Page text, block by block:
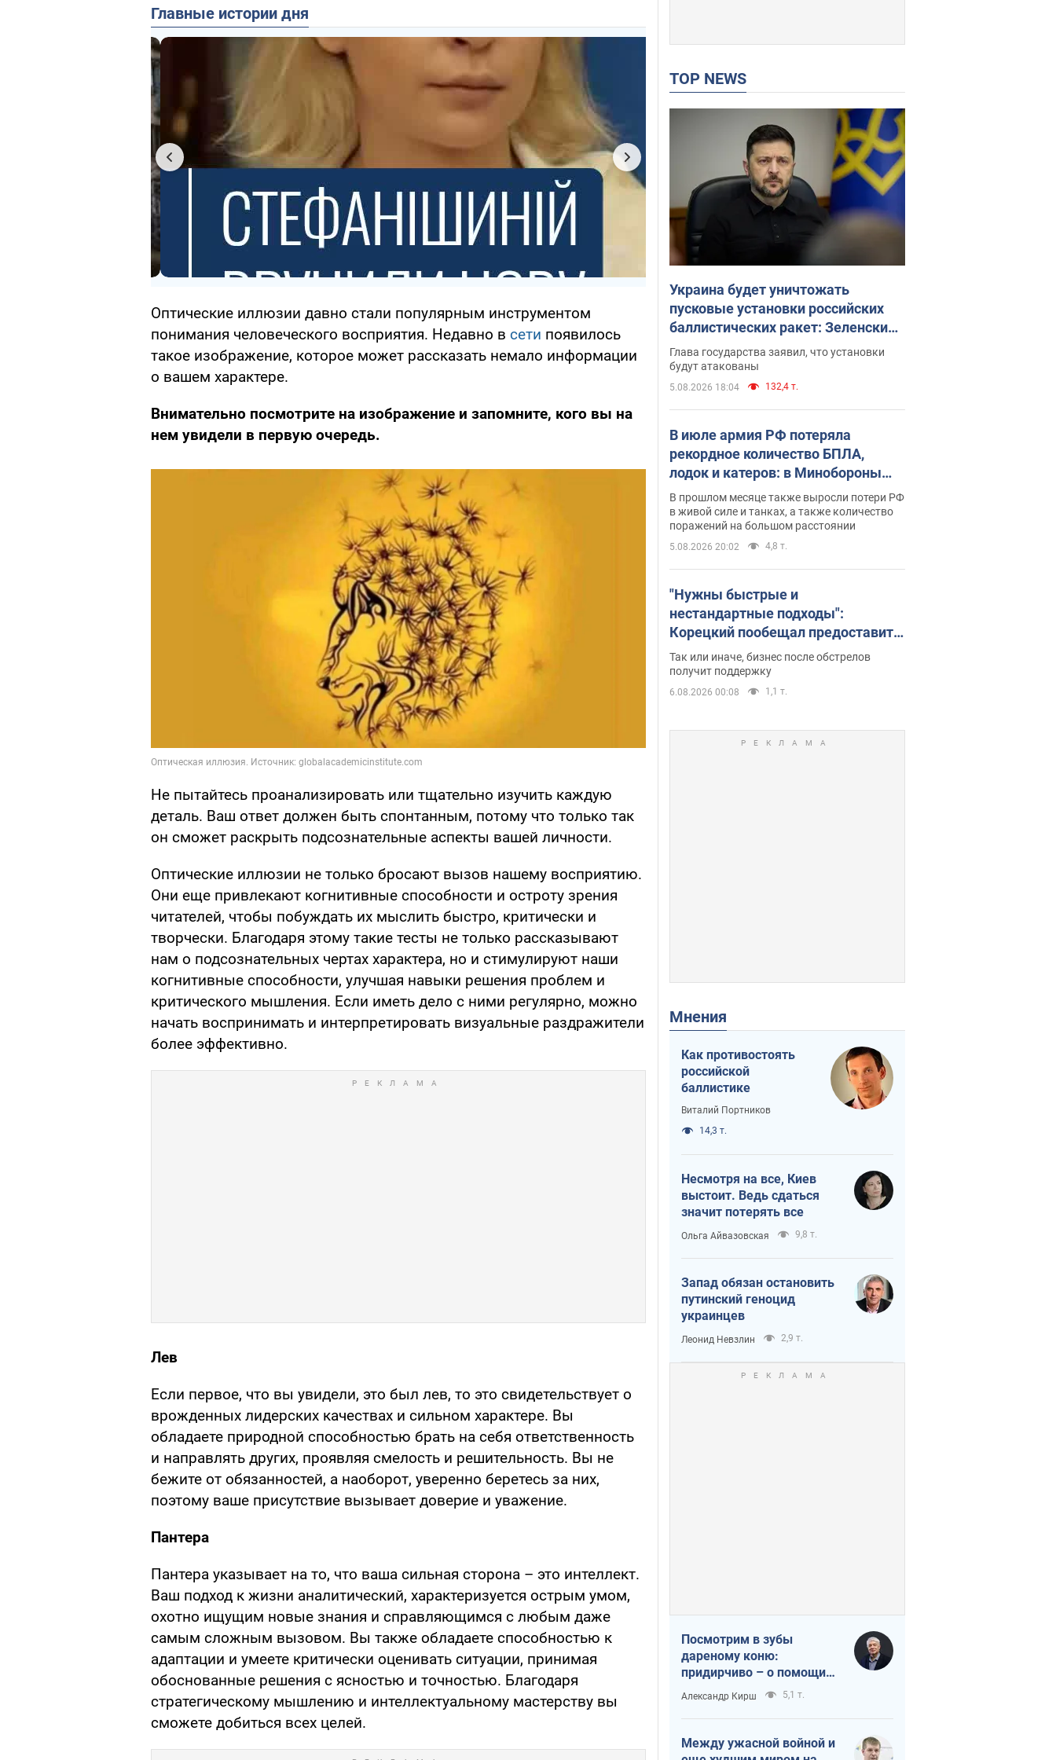
Главные истории дня
Оптические иллюзии давно стали популярным инструментом
понимания человеческого восприятия. Недавно в сети появилось
такое изображение, которое может рассказать немало информации
о вашем характере.
Внимательно посмотрите на изображение и запомните, кого вы на
нем увидели в первую очередь.
Не пытайтесь проанализировать или тщательно изучить каждую
деталь. Ваш ответ должен быть спонтанным, потому что только так
он сможет раскрыть подсознательные аспекты вашей личности.
Оптические иллюзии не только бросают вызов нашему восприятию.
Они еще привлекают когнитивные способности и остроту зрения
читателей, чтобы побуждать их мыслить быстро, критически и
творчески. Благодаря этому такие тесты не только рассказывают
нам о подсознательных чертах характера, но и стимулируют наши
когнитивные способности, улучшая навыки решения проблем и
критического мышления. Если иметь дело с ними регулярно, можно
начать воспринимать и интерпретировать визуальные раздражители
более эффективно.
Лев
Если первое, что вы увидели, это был лев, то это свидетельствует о
врожденных лидерских качествах и сильном характере. Вы
обладаете природной способностью брать на себя ответственность
и направлять других, проявляя смелость и решительность. Вы не
бежите от обязанностей, а наоборот, уверенно беретесь за них,
поэтому ваше присутствие вызывает доверие и уважение.
Пантера
Пантера указывает на то, что ваша сильная сторона – это интеллект.
Ваш подход к жизни аналитический, характеризуется острым умом,
охотно ищущим новые знания и справляющимся с любым даже
самым сложным вызовом. Вы также обладаете способностью к
адаптации и умеете критически оценивать ситуации, принимая
обоснованные решения с ясностью и точностью. Благодаря
стратегическому мышлению и интеллектуальному мастерству вы
сможете добиться всех целей.
TOP NEWS
Украина будет уничтожать
пусковые установки российских
баллистических ракет: Зеленский
провел заседание СНБО
Глава государства заявил, что установки
будут атакованы
5.08.2026 18:04 132,4 т.
В июле армия РФ потеряла
рекордное количество БПЛА,
лодок и катеров: в Минобороны
обнародовали статистику
В прошлом месяце также выросли потери РФ
в живой силе и танках, а также количество
поражений на большом расстоянии
5.08.2026 20:02 4,8 т.
"Нужны быстрые и
нестандартные подходы":
Корецкий пообещал предоставить
бизнесу приоритетный доступ к
имеющимся складским
помещениям
Так или иначе, бизнес после обстрелов
получит поддержку
6.08.2026 00:08 1,1 т.
Мнения
Как противостоять
российской
баллистике
Виталий Портников
14,3 т.
Несмотря на все, Киев
выстоит. Ведь сдаться
значит потерять все
Ольга Айвазовская 9,8 т.
Запад обязан остановить
путинский геноцид
украинцев
Леонид Невзлин 2,9 т.
Посмотрим в зубы
дареному коню:
придирчиво – о помощи
Украине
Александр Кирш 5,1 т.
Между ужасной войной и